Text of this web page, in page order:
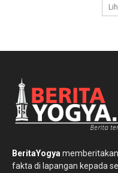
BeritaYogya
fakta di lapangan kepada